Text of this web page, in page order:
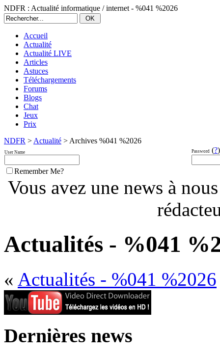
NDFR : Actualité informatique / internet - %041 %2026
Accueil
Actualité
Actualité LIVE
Articles
Astuces
Téléchargements
Forums
Blogs
Chat
Jeux
Prix
NDFR > Actualité > Archives %041 %2026
User Name Password (?)
Remember Me?
Vous avez une news à
Actualités - %041
« Actualités - %041 %2026
Dernières news